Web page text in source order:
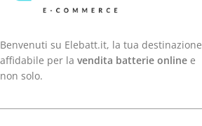
Benvenuti su Elebatt.it, la tua destinazione
affidabile per la vendita batterie online e
non solo.